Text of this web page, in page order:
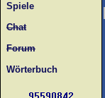
Spiele
Chat
Forum
Wörterbuch